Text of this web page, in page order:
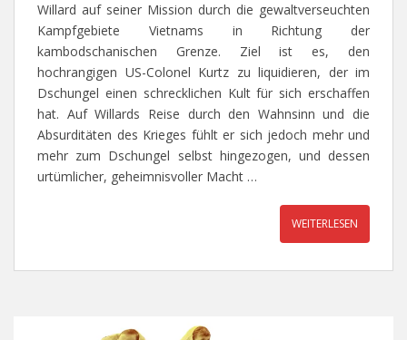
Willard auf seiner Mission durch die gewaltverseuchten
Kampfgebiete Vietnams in Richtung der
kambodschanischen Grenze. Ziel ist es, den
hochrangigen US-Colonel Kurtz zu liquidieren, der im
Dschungel einen schrecklichen Kult für sich erschaffen
hat. Auf Willards Reise durch den Wahnsinn und die
Absurditäten des Krieges fühlt er sich jedoch mehr und
mehr zum Dschungel selbst hingezogen, und dessen
urtümlicher, geheimnisvoller Macht …
WEITERLESEN